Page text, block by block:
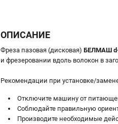
ОПИСАНИЕ
Фреза пазовая (дисковая) БЕЛМАШ d-
и фрезеровании вдоль волокон в
Рекомендации при установке/
Отключите машину от
Соблюдайте правильную
Производите необходимые